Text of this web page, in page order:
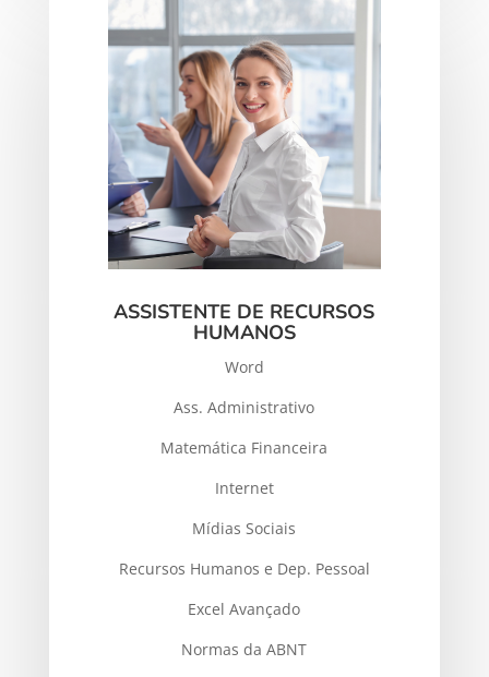
ASSISTENTE DE RECURSOS
HUMANOS
Word
Ass. Administrativo
Matemática Financeira
Internet
Mídias Sociais
Recursos Humanos e Dep. Pessoal
Excel Avançado
Normas da ABNT